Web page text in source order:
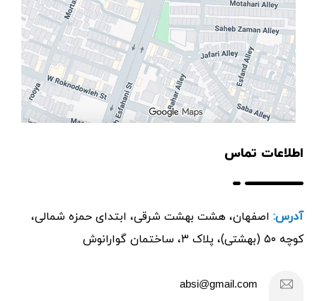
اطلاعات تماس
آدرس: اصفهان، هشت بهشت شرقی، ابتدای حمزه شمالی،
کوچه ۵۰ (بهشتی)، پلاک ۳، ساختمان گوارانوش
absi@gmail.com